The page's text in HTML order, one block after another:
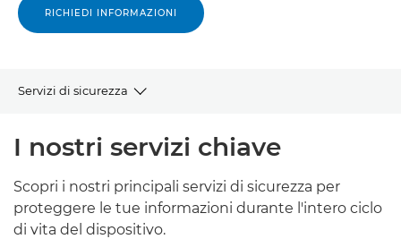
RICHIEDI INFORMAZIONI
Servizi di sicurezza
I NOSTRI SERVIZI
SERVIZI IN ABBONAMENTO
PRODOTTI CORRELATI
I nostri servizi chiave
Scopri i nostri principali servizi di sicurezza per
proteggere le tue informazioni durante l'intero ciclo
di vita del dispositivo.